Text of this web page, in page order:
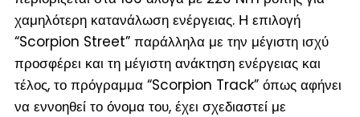
χαμηλότερη κατανάλωση ενέργειας. Η επιλογή
“Scorpion Street” παράλληλα με την μέγιστη ισχύ
προσφέρει και τη μέγιστη ανάκτηση ενέργειας και
τέλος, το πρόγραμμα “Scorpion Track” όπως αφήνει
να εννοηθεί το όνομα του, έχει σχεδιαστεί με